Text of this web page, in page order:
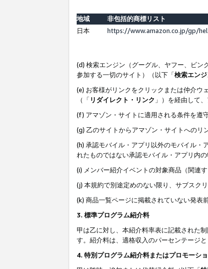
地域
非包括的商標リスト
日本
https://www.amazon.co.jp/gp/
(d) 検索エンジン（グーグル、ヤフー、ビン
参加する一切のサイト）（以下「検索エン
(e) お客様がリンクをクリックまたは仲介ウ
（「 リダイレクト・リンク 」）を経由して
(f) アマゾン・サイトに適用される条件を遵
(g) 乙のサイトからアマゾン・サイトへのリ
(h) 承認モバイル・アプリ以外のモバイル・
れたものではない承認モバイル・アプリ内
(i) メンバー紹介イベントの対象商品（関連
(j) 本規約で別途定めのない限り、サブスク
(k) 商品一覧ページに掲載されていない発表
3. 標準プログラム紹介料
甲は乙に対し、本紹介料率表に記載された
す。紹介料は、適格収入のパーセンテージと
4. 特別プログラム紹介料またはプロモーシ